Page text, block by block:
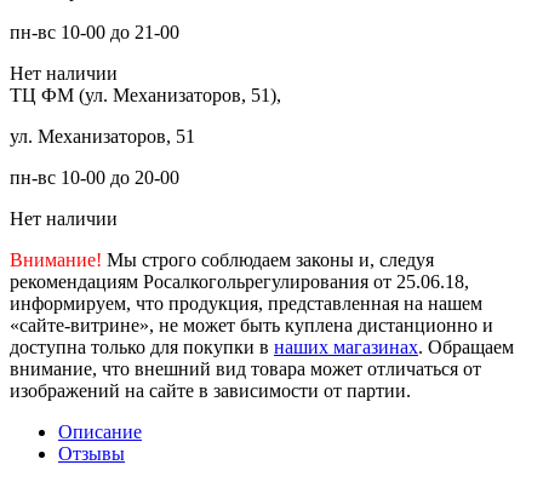
пн-вс 10-00 до 21-00
Нет наличии
ТЦ ФМ (ул. Механизаторов, 51),
ул. Механизаторов, 51
пн-вс 10-00 до 20-00
Нет наличии
Внимание! Мы строго соблюдаем законы и, следуя
рекомендациям Росалкогольрегулирования от 25.06.18,
информируем, что продукция, представленная на нашем
«сайте-витрине», не может быть куплена дистанционно и
доступна только для покупки в наших магазинах. Обращаем
внимание, что внешний вид товара может отличаться от
изображений на сайте в зависимости от партии.
Описание
Отзывы